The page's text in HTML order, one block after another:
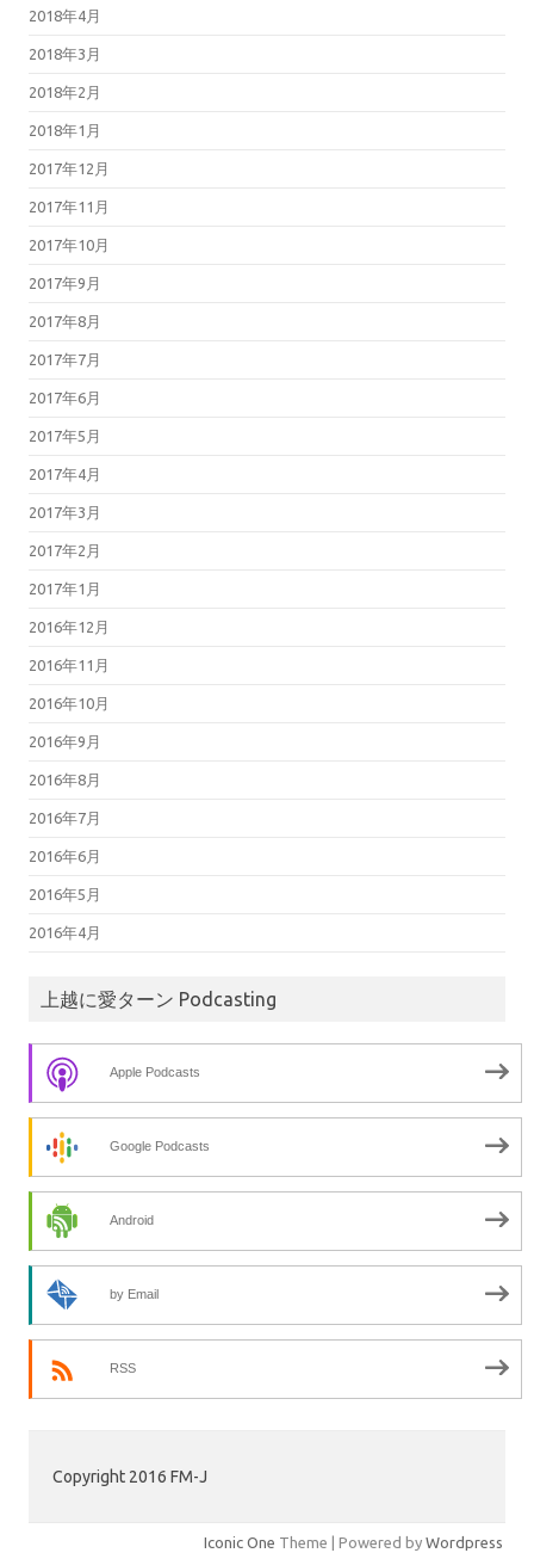
2018年4月
2018年3月
2018年2月
2018年1月
2017年12月
2017年11月
2017年10月
2017年9月
2017年8月
2017年7月
2017年6月
2017年5月
2017年4月
2017年3月
2017年2月
2017年1月
2016年12月
2016年11月
2016年10月
2016年9月
2016年8月
2016年7月
2016年6月
2016年5月
2016年4月
上越に愛ターン Podcasting
Apple Podcasts
Google Podcasts
Android
by Email
RSS
Copyright 2016 FM-J
Iconic One Theme | Powered by Wordpress